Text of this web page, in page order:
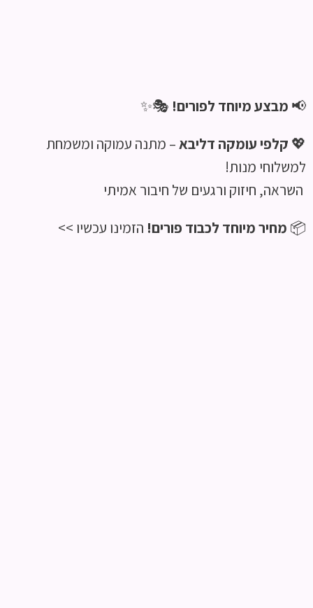
📢 מבצע מיוחד לפורים! 🎭✨
💖 קלפי עומקה דליבא– מתנה עמוקה ומשמחת
למשלוחי מנות!
השראה, חיזוק ורגעים של חיבור אמיתי
📦 מחיר מיוחד לכבוד פורים! הזמינו עכשיו >>